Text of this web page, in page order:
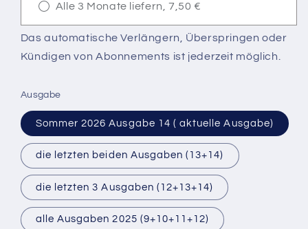
Alle 3 Monate liefern, 7,50 €
Das automatische Verlängern, Überspringen oder
Kündigen von Abonnements ist jederzeit möglich.
Ausgabe
Sommer 2026 Ausgabe 14 ( aktuelle Ausgabe)
die letzten beiden Ausgaben (13+14)
die letzten 3 Ausgaben (12+13+14)
alle Ausgaben 2025 (9+10+11+12)